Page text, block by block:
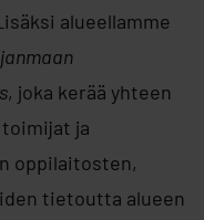
alueellamme
, joka kerää yhteen
ja
oppilaitosten,
tietoutta alueen